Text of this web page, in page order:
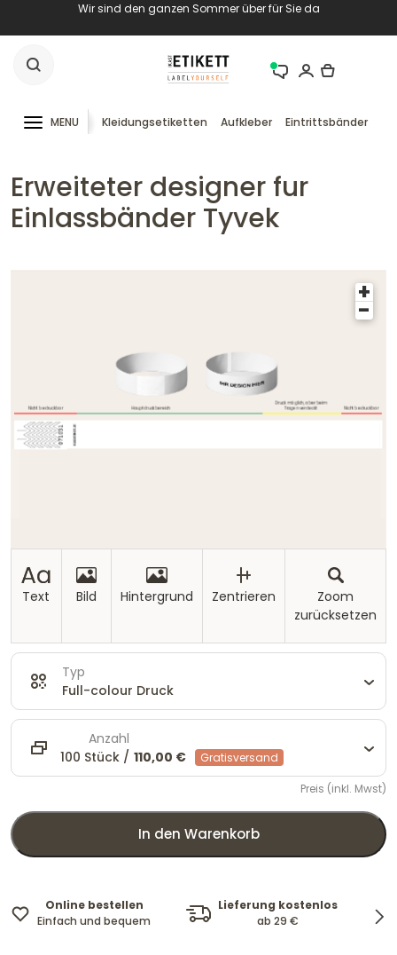
Wir sind den ganzen Sommer über für Sie da
MENU Kleidungsetiketten Aufkleber Eintrittsbänder
Erweiteter designer fur
Einlassbänder Tyvek
Typ
Full-colour Druck
Anzahl
100 Stück / 110,00 € Gratisversand
Preis (inkl. Mwst)
In den Warenkorb
+
-
Text Bild Hintergrund Zentrieren
Zoom
zurücksetzen
Online bestellen
Einfach und bequem
Lieferung kostenlos
ab 29 €